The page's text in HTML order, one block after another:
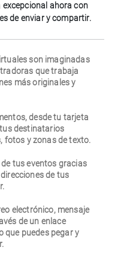
excepcional ahora con
de enviar y compartir.
son imaginadas
que trabaja
más originales y
desde tu tarjeta
destinatarios
fotos y zonas de texto.
tus eventos gracias
de tus
electrónico, mensaje
de un enlace
que puedes pegar y